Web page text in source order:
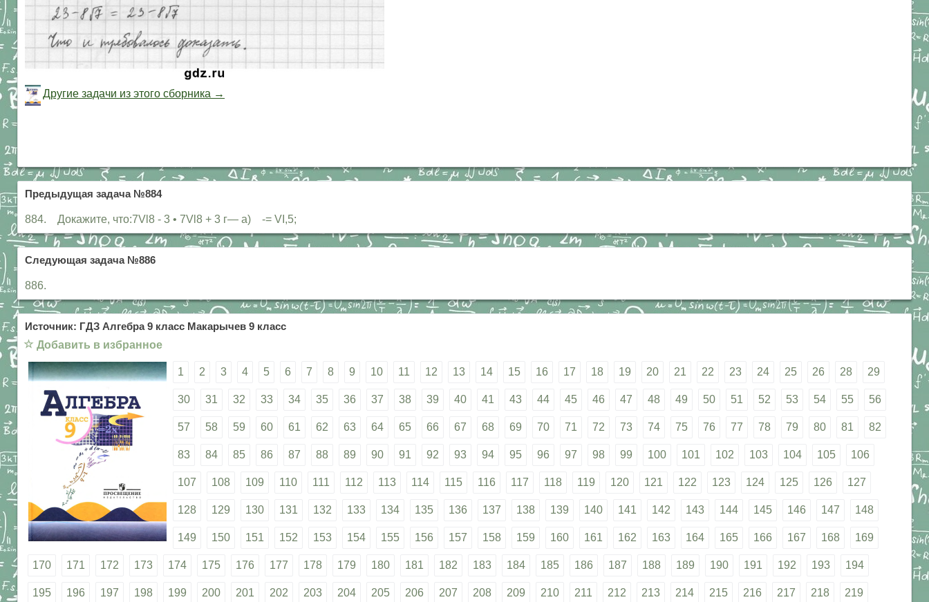
Другие задачи из этого сборника →
Предыдущая задача №884
884. Докажите, что:7Vl8 - 3 • 7Vl8 + 3 г— а) -= VI,5;
Следующая задача №886
886.
Источник: ГДЗ Алгебра 9 класс Макарычев 9 класс
☆ Добавить в избранное
1 2 3 4 5 6 7 8 9 10 11 12 13 14 15 16 17 18 19 20 21 22 23 24 25 26 28 29
30 31 32 33 34 35 36 37 38 39 40 41 43 44 45 46 47 48 49 50 51 52 53 54 55 56
57 58 59 60 61 62 63 64 65 66 67 68 69 70 71 72 73 74 75 76 77 78 79 80 81 82
83 84 85 86 87 88 89 90 91 92 93 94 95 96 97 98 99 100 101 102 103 104 105 106
107 108 109 110 111 112 113 114 115 116 117 118 119 120 121 122 123 124 125 126 127
128 129 130 131 132 133 134 135 136 137 138 139 140 141 142 143 144 145 146 147 148
149 150 151 152 153 154 155 156 157 158 159 160 161 162 163 164 165 166 167 168 169
170 171 172 173 174 175 176 177 178 179 180 181 182 183 184 185 186 187 188 189 190 191 192 193 194
195 196 197 198 199 200 201 202 203 204 205 206 207 208 209 210 211 212 213 214 215 216 217 218 219